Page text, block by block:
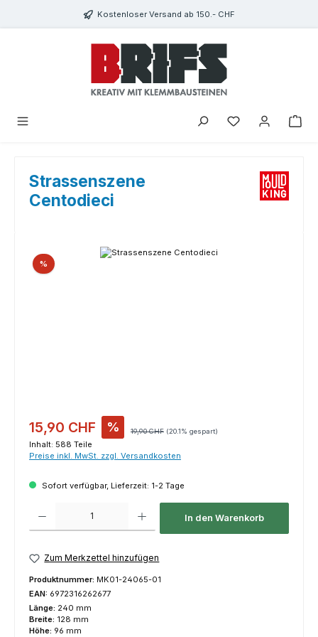
Zum Hauptinhalt springenKostenloser Versand ab 150.- CHF
Du hast 0
Strassenszene
Centodieci
Bildergalerie überspringen
% Rabatt
Verkaufspreis:
15,90 CHF % Regulärer Preis:
19,90 CHF (20.1% gespart)
Inhalt: 588 Teile
Preise inkl. MwSt. zzgl. Versandkosten
Sofort verfügbar, Lieferzeit: 1-2 Tage
In den Warenkorb
Zum Merkzettel hinzufügen
Produktnummer: MK01-24065-01
EAN: 6972316262677
Länge: 240 mm
Breite: 128 mm
Höhe: 96 mm